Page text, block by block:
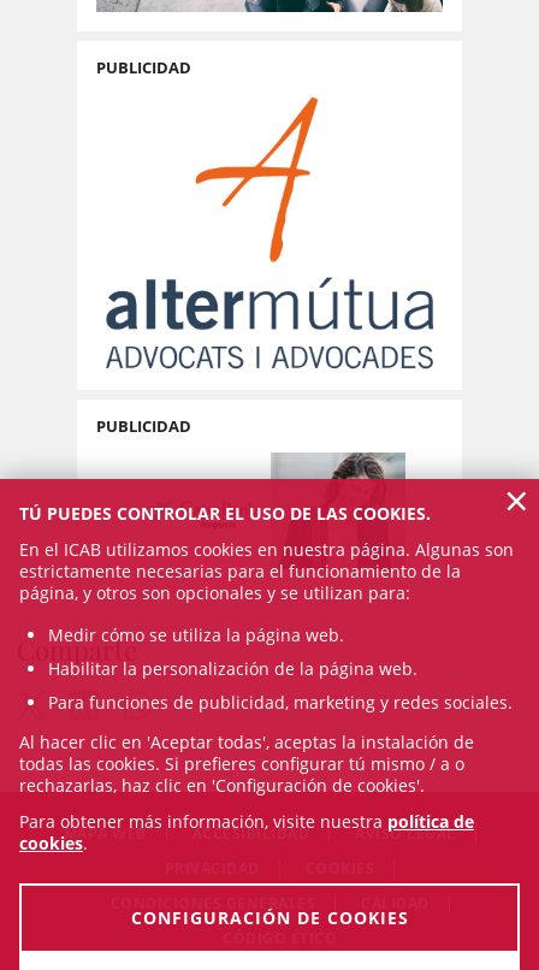
PUBLICIDAD
PUBLICIDAD
Comparte
MAPA WEB ACCESIBILIDAD
AVISO LEGAL
TÚ PUEDES CONTROLAR EL USO DE LAS COOKIES.
En el ICAB utilizamos cookies en nuestra página. Algunas son
estrictamente necesarias para el funcionamiento de la
página, y otros son opcionales y se utilizan para:
Medir cómo se utiliza la página web.
Habilitar la personalización de la página web.
Para funciones de publicidad, marketing y redes sociales.
Al hacer clic en 'Aceptar todas', aceptas la instalación de
todas las cookies. Si prefieres configurar tú mismo / a o
rechazarlas, haz clic en 'Configuración de cookies'.
Para obtener más información, visite nuestra política de
cookies.
CONFIGURACIÓN DE COOKIES
×